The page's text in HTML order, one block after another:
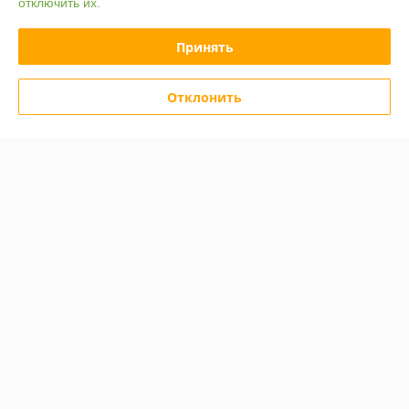
Политика обработки cookies
Сайт создан на платформе Deal.by
Принять
Отклонить